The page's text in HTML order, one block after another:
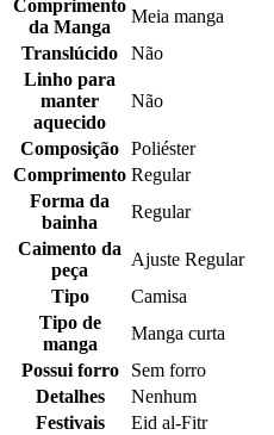
Comprimento
da Manga
Meia manga
Translúcido
Não
Linho para
manter
aquecido
Não
Composição Poliéster
Comprimento Regular
Forma da
bainha
Regular
Caimento da
peça
Ajuste Regular
Tipo
Camisa
Tipo de
manga
Manga curta
Possui forro
Sem forro
Detalhes
Nenhum
Festivais
Eid al-Fitr